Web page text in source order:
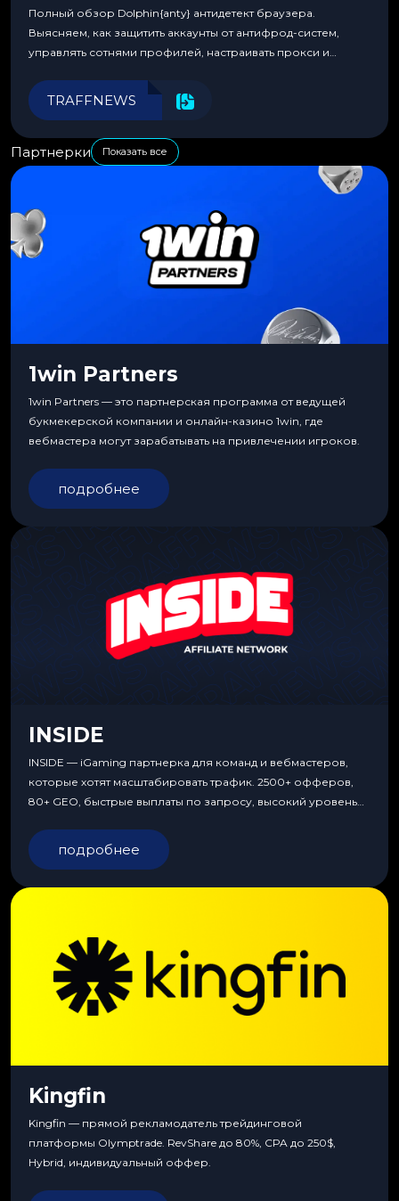
Полный обзор Dolphin{anty} антидетект браузера.
Выясняем, как защитить аккаунты от антифрод-систем,
управлять сотнями профилей, настраивать прокси и
эффективности.
TRAFFNEWS
Партнерки Показать все
1win Partners
1win Partners — это партнерская программа от ведущей
букмекерской компании и онлайн-казино 1win, где
вебмастера могут зарабатывать на привлечении игроков.
подробнее
INSIDE
INSIDE — iGaming партнерка для команд и вебмастеров,
которые хотят масштабировать трафик. 2500+ офферов,
80+ GEO, быстрые выплаты по запросу, высокий уровень
подробнее
Kingfin
Kingfin — прямой рекламодатель трейдинговой
платформы Olymptrade. RevShare до 80%, CPA до 250$,
Hybrid, индивидуальный оффер.